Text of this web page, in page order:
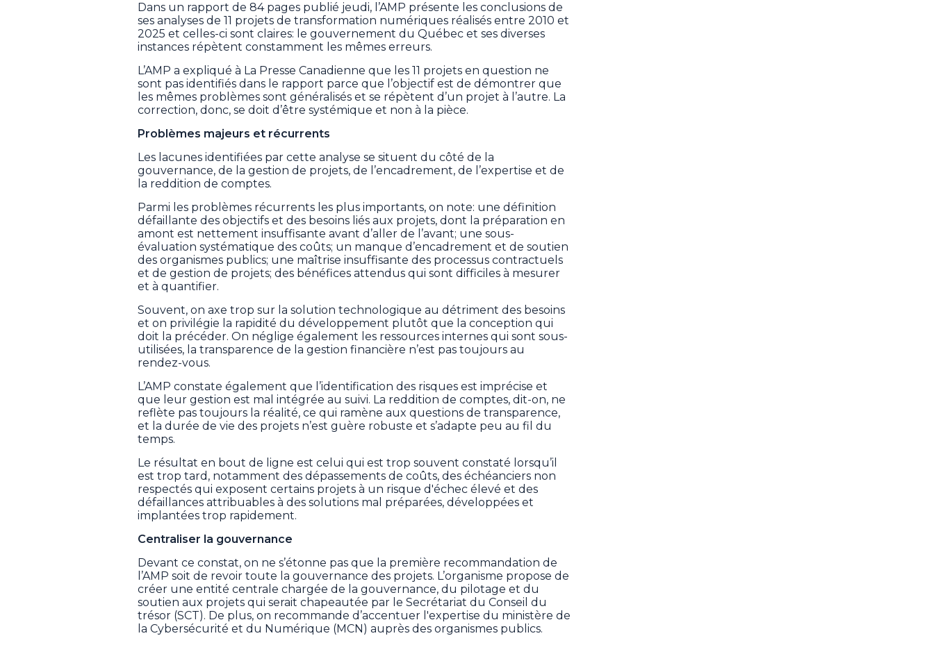
Dans un rapport de 84 pages publié jeudi, l’AMP présente les conclusions de
ses analyses de 11 projets de transformation numériques réalisés entre 2010 et
2025 et celles-ci sont claires: le gouvernement du Québec et ses diverses
instances répètent constamment les mêmes erreurs.
L’AMP a expliqué à La Presse Canadienne que les 11 projets en question ne
sont pas identifiés dans le rapport parce que l’objectif est de démontrer que
les mêmes problèmes sont généralisés et se répètent d’un projet à l’autre. La
correction, donc, se doit d’être systémique et non à la pièce.
Problèmes majeurs et récurrents
Les lacunes identifiées par cette analyse se situent du côté de la
gouvernance, de la gestion de projets, de l’encadrement, de l’expertise et de
la reddition de comptes.
Parmi les problèmes récurrents les plus importants, on note: une définition
défaillante des objectifs et des besoins liés aux projets, dont la préparation en
amont est nettement insuffisante avant d’aller de l’avant; une sous-
évaluation systématique des coûts; un manque d’encadrement et de soutien
des organismes publics; une maîtrise insuffisante des processus contractuels
et de gestion de projets; des bénéfices attendus qui sont difficiles à mesurer
et à quantifier.
Souvent, on axe trop sur la solution technologique au détriment des besoins
et on privilégie la rapidité du développement plutôt que la conception qui
doit la précéder. On néglige également les ressources internes qui sont sous-
utilisées, la transparence de la gestion financière n’est pas toujours au
rendez-vous.
L’AMP constate également que l’identification des risques est imprécise et
que leur gestion est mal intégrée au suivi. La reddition de comptes, dit-on, ne
reflète pas toujours la réalité, ce qui ramène aux questions de transparence,
et la durée de vie des projets n’est guère robuste et s’adapte peu au fil du
temps.
Le résultat en bout de ligne est celui qui est trop souvent constaté lorsqu’il
est trop tard, notamment des dépassements de coûts, des échéanciers non
respectés qui exposent certains projets à un risque d'échec élevé et des
défaillances attribuables à des solutions mal préparées, développées et
implantées trop rapidement.
Centraliser la gouvernance
Devant ce constat, on ne s’étonne pas que la première recommandation de
l’AMP soit de revoir toute la gouvernance des projets. L’organisme propose de
créer une entité centrale chargée de la gouvernance, du pilotage et du
soutien aux projets qui serait chapeautée par le Secrétariat du Conseil du
trésor (SCT). De plus, on recommande d’accentuer l'expertise du ministère de
la Cybersécurité et du Numérique (MCN) auprès des organismes publics.